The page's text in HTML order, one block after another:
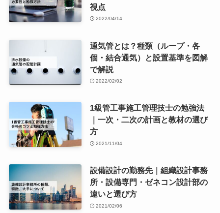
視点
2022/04/14
通気管とは？種類（ループ・各
個・結合通気）と設置基準を図解
で解説
2022/02/02
1級管工事施工管理技士の勉強法
｜一次・二次の計画と教材の選び
方
2021/11/04
設備設計の勤務先｜組織設計事務
所・設備専門・ゼネコン設計部の
違いと選び方
2021/02/06